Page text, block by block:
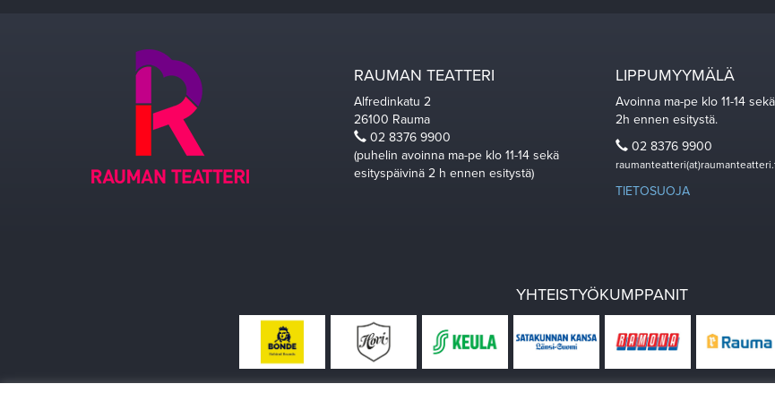
RAUMAN TEATTERI
Alfredinkatu 2
26100 Rauma
02 8376 9900
(puhelin avoinna ma-pe klo 11-14 sekä
esityspäivinä 2 h ennen esitystä)
LIPPUMYYMÄLÄ
Avoinna ma-pe klo 11-14
2h ennen esitystä.
02 8376 9900
TIETOSUOJA
YHTEISTYÖKUMPPANIT